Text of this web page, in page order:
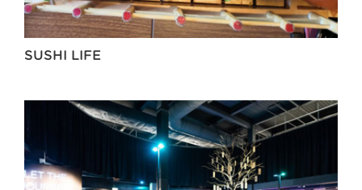
SUSHI LIFE